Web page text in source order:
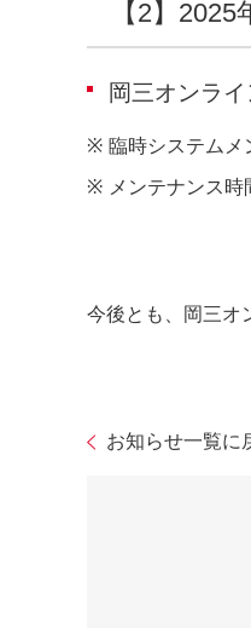
【2】
岡三オンラ
※ 臨時システムメ
※ メンテナンス
今後とも、岡三オ
お知らせ一覧に